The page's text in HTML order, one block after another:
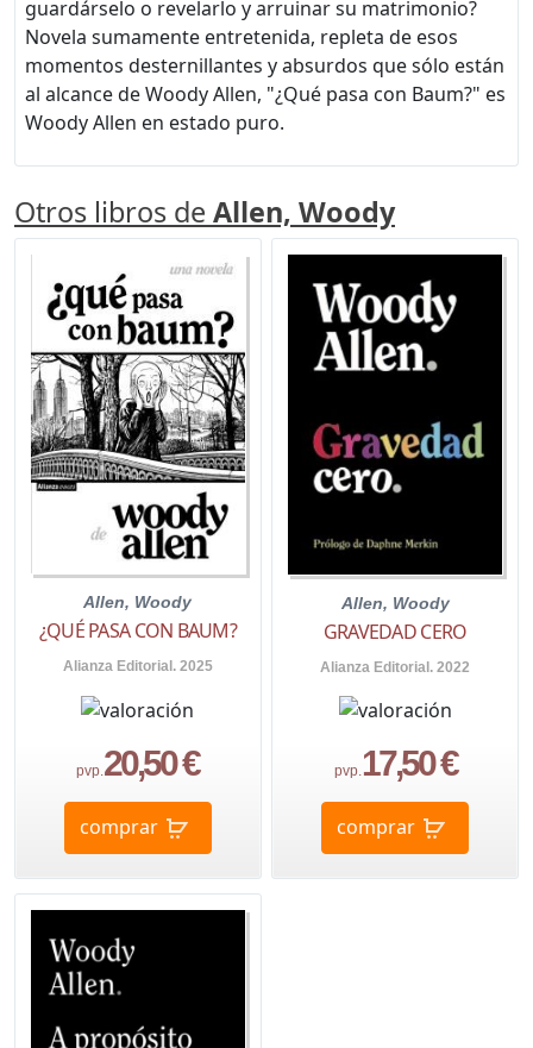
guardárselo o revelarlo y arruinar su matrimonio?
Novela sumamente entretenida, repleta de esos
momentos desternillantes y absurdos que sólo están
al alcance de Woody Allen, "¿Qué pasa con Baum?" es
Woody Allen en estado puro.
Otros libros de Allen, Woody
Allen, Woody
¿QUÉ PASA CON BAUM?
Alianza Editorial. 2025
pvp.20,50 €
comprar
Allen, Woody
GRAVEDAD CERO
Alianza Editorial. 2022
pvp.17,50 €
comprar